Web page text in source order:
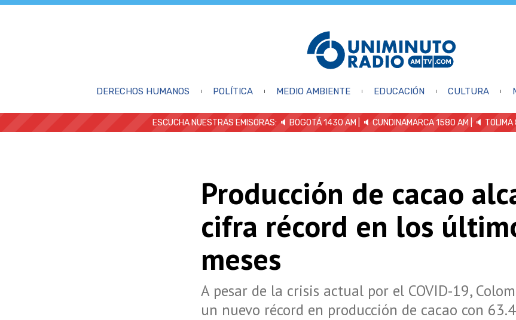
DERECHOS HUMANOS POLÍTICA MEDIO AMBIENTE EDUCACIÓN CULTURA
ESCUCHA NUESTRAS EMISORAS: 🔈 BOGOTÁ 1430 AM | 🔈 CUNDINAMARCA 1580 AM | 🔈
Producción de cacao
cifra récord en los
meses
A pesar de la crisis actual por el COVID-19,
un nuevo récord en producción de cacao con